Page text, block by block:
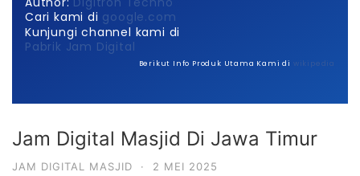
Cari kami di google.com
Kunjungi channel kami di
Pabrik Jam Digital
Berikut Info Produk Utama Kami di wikipedia
Jam Digital Masjid Di Jawa Timur
JAM DIGITAL MASJID · 2 MEI 2025